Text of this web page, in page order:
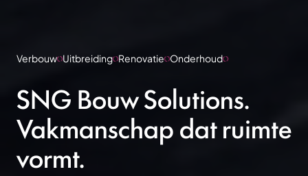
Verbouw Uitbreiding Renovatie Onderhoud
SNG Bouw Solutions.
Vakmanschap dat ruimte
vormt.